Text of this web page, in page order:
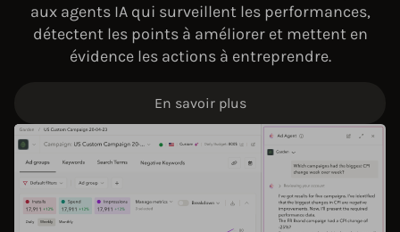
aux agents IA qui surveillent les performances,
détectent les points à améliorer et mettent en
évidence les actions à entreprendre.
En savoir plus